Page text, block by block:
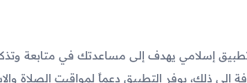
إسلامي يهدف إلى مساعدتك في متابعة وتذكر
إلى ذلك، يوفر التطبيق دعماً لمواقيت الصلاة